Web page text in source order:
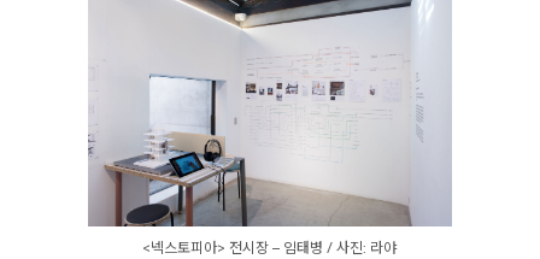
<넥스토피아> 전시장 – 임태병 / 사진: 라야